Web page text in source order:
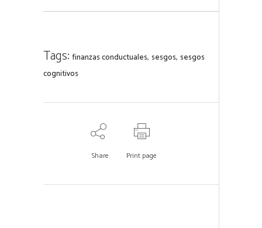
Tags: finanzas conductuales, sesgos, sesgos
cognitivos
Share Print page